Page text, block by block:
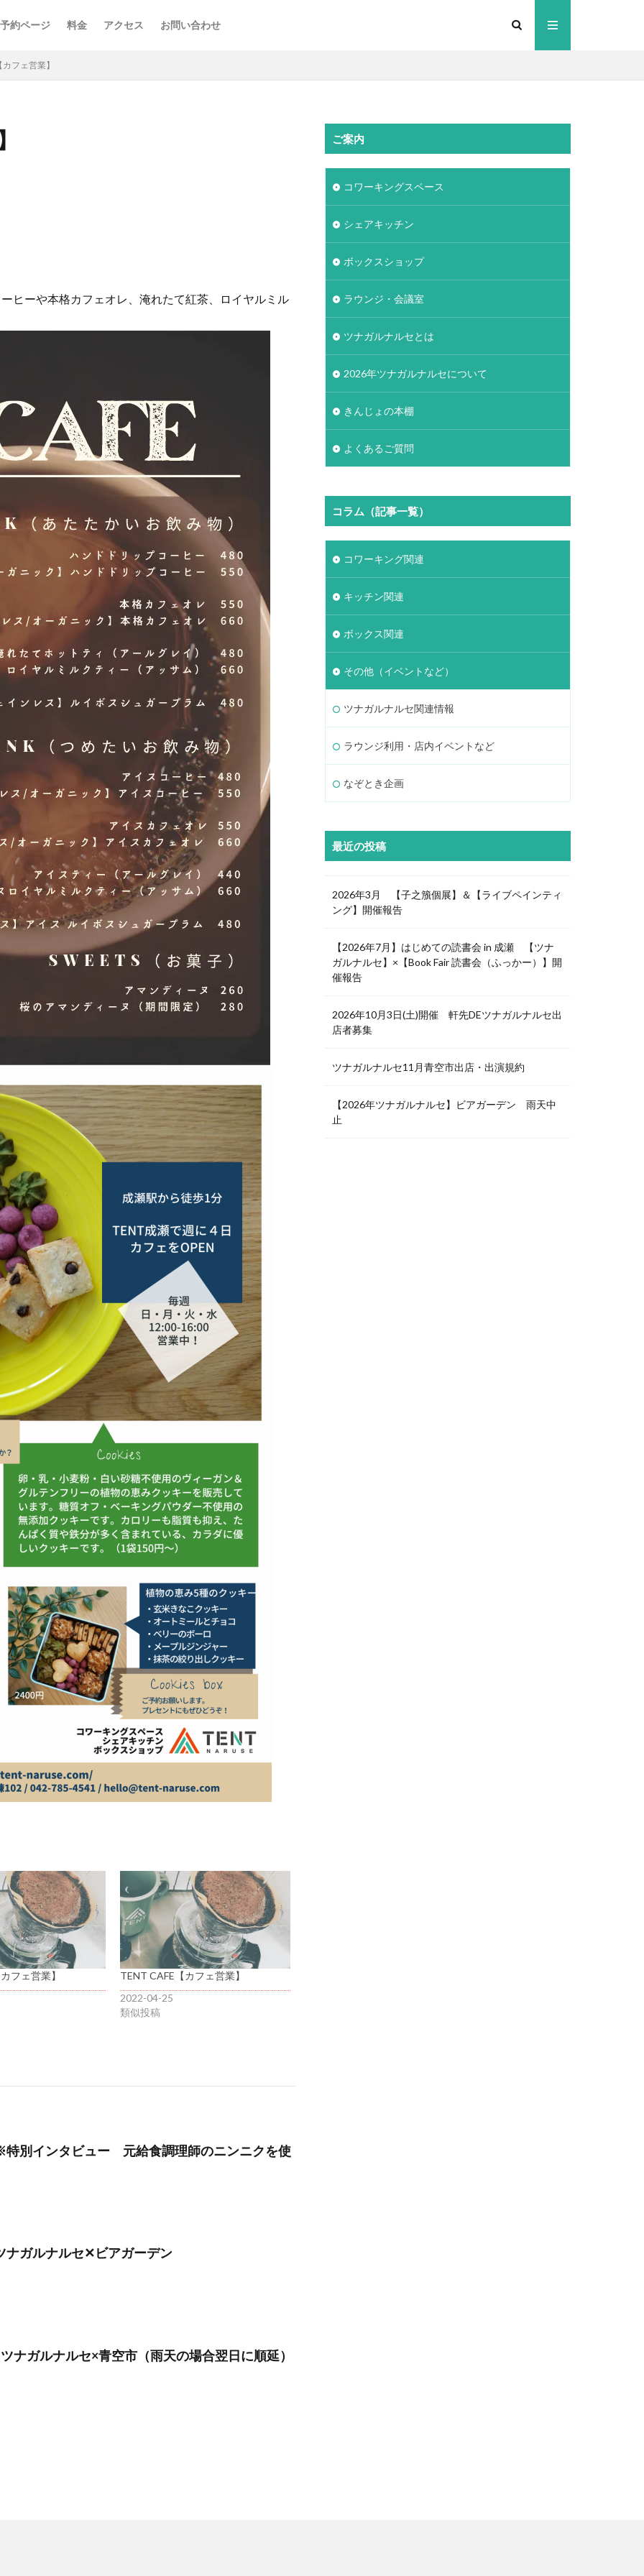
約ページ 料金 アクセス お問い合わせ
フェ営業】
ヒーや本格カフェオレ、淹れたて紅茶、ロイヤルミル
フェ営業】
TENT CAFE【カフェ営業】
2022-04-25
類似投稿
別インタビュー 元給食調理師のニンニクを使
ナガルナルセ✕ビアガーデン
ナガルナルセ×青空市（雨天の場合翌日に順延）
ご案内
コワーキングスペース
シェアキッチン
ボックスショップ
ラウンジ・会議室
ツナガルナルセとは
2026年ツナガルナルセについて
きんじょの本棚
よくあるご質問
コラム（記事一覧）
コワーキング関連
キッチン関連
ボックス関連
その他（イベントなど）
ツナガルナルセ関連情報
ラウンジ利用・店内イベントなど
なぞとき企画
最近の投稿
2026年3月 【子之籏個展】＆【ライブペインティ
ング】開催報告
【2026年7月】はじめての読書会 in 成瀬 【ツナ
ガルナルセ】×【Book Fair 読書会（ふっかー）】開
催報告
2026年10月3日(土)開催 軒先DEツナガルナルセ出
店者募集
ツナガルナルセ11月青空市出店・出演規約
【2026年ツナガルナルセ】ビアガーデン 雨天中
止